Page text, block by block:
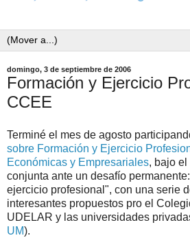
domingo, 3 de septiembre de 2006
Formación y Ejercicio
CCEE
Terminé el mes de agosto
sobre Formación y Ejercicio
Económicas y Empresariales, bajo
conjunta ante un desafío
ejercicio profesional", con una serie
interesantes propuestos pro el
UDELAR y las universidades
UM).